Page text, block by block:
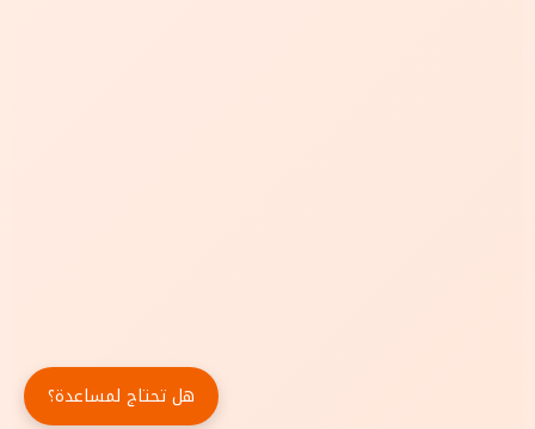
هل تحتاج لمساعدة؟